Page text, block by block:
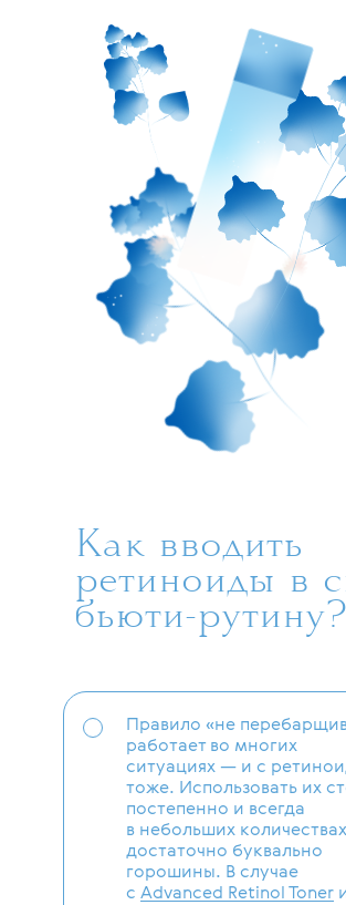
Как вводить
ретиноиды в
бьюти-рутину?
Правило «не
работает во многих
ситуациях — и с
тоже. Использовать их
постепенно и всегда
в небольших
достаточно буквально
горошины. В случае
с Advanced Retinol Toner